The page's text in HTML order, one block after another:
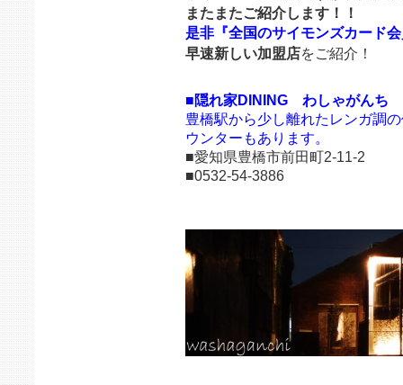
またまたご紹介します！！
是非『全国のサイモンズカード
早速新しい加盟店をご紹介！
■隠れ家DINING わしゃがんち
豊橋駅から少し離れたレンガ調
ウンターもあります。
■愛知県豊橋市前田町2-11-2
■0532-54-3886